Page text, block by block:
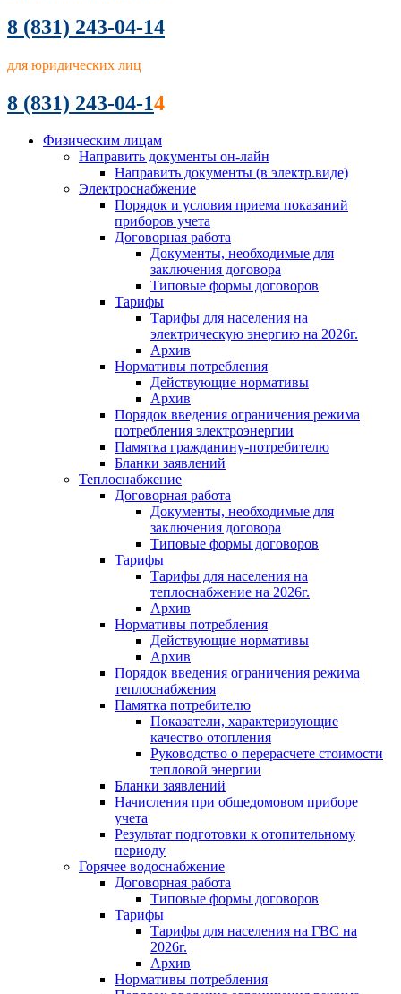
8 (831) 243-04-14
для юридических лиц
8 (831) 243-04-14
Физическим лицам
Направить документы он-лайн
Направить документы (в электр.виде)
Электроснабжение
Порядок и условия приема показаний
приборов учета
Договорная работа
Документы, необходимые для
заключения договора
Типовые формы договоров
Тарифы
Тарифы для населения на
электрическую энергию на 2026г.
Архив
Нормативы потребления
Действующие нормативы
Архив
Порядок введения ограничения режима
потребления электроэнергии
Памятка гражданину-потребителю
Бланки заявлений
Теплоснабжение
Договорная работа
Документы, необходимые для
заключения договора
Типовые формы договоров
Тарифы
Тарифы для населения на
теплоснабжение на 2026г.
Архив
Нормативы потребления
Действующие нормативы
Архив
Порядок введения ограничения режима
теплоснабжения
Памятка потребителю
Показатели, характеризующие
качество отопления
Руководство о перерасчете стоимости
тепловой энергии
Бланки заявлений
Начисления при общедомовом приборе
учета
Результат подготовки к отопительному
периоду
Горячее водоснабжение
Договорная работа
Типовые формы договоров
Тарифы
Тарифы для населения на ГВС на
2026г.
Архив
Нормативы потребления